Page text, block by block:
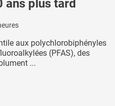
plus tard
aux polychlorobiphényles
(PFAS), des
...